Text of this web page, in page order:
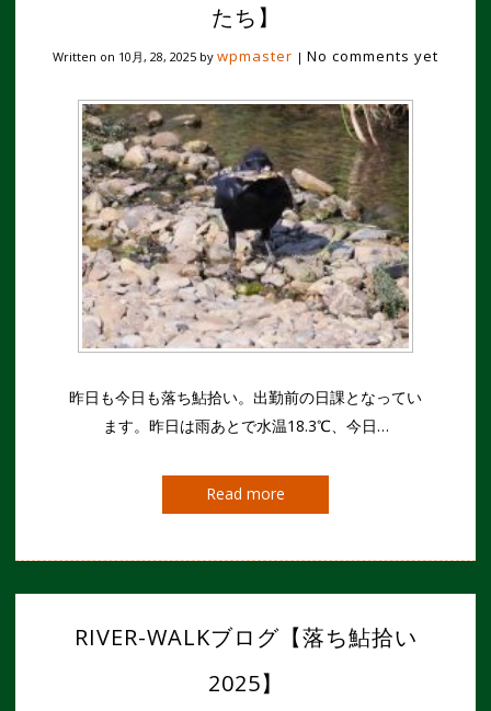
たち】
Written on 10月, 28, 2025 by wpmaster | No comments yet
昨日も今日も落ち鮎拾い。出勤前の日課となってい
ます。昨日は雨あとで水温18.3℃、今日…
Read more
RIVER-WALKブログ【落ち鮎拾い
2025】